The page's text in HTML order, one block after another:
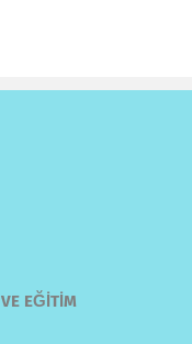
EĞİTİM